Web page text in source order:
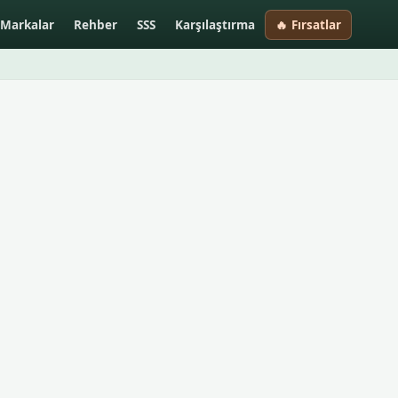
Markalar Rehber SSS Karşılaştırma 🔥 Fırsatlar